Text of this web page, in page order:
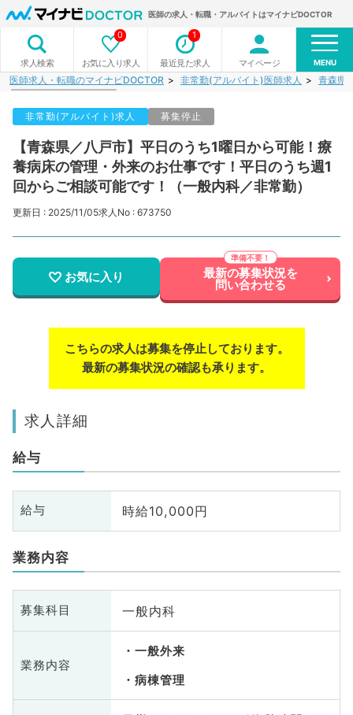
医師の求人・転職・アルバイトはマイナビDOCTOR
求人検索 お気に入り求人
0
最近見た求人
1
マイページ MENU
医師求人・転職のマイナビDOCTOR 非常勤(アルバイト)医師求人 青森県
非常勤(アルバイト)求人 募集停止
【青森県／八戸市】平日のうち1曜日から可能！療
養病床の管理・外来のお仕事です！平日のうち週1
回からご相談可能です！（一般内科／非常勤）
更新日 : 2025/11/05求人No : 673750
お気に入り 最新の募集状況を
問い合わせる
こちらの求人は募集を停止しております。
最新の募集状況の確認も承ります。
求人詳細
給与
給与 時給10,000円
業務内容
募集科目 一般内科
業務内容
一般外来
病棟管理